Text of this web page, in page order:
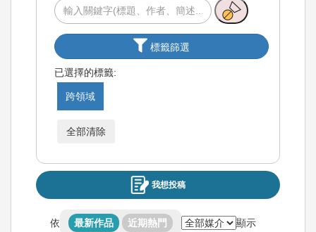
面對學測不必徬徨！
經歷過學測才知道的那些Dos & Don’ts
學測準備攻略：目標、方法與挫折應對
標籤篩選
已選擇的標籤:
跨領域
全部清除
我想投稿
依 最新作品 近期熱門 顯示